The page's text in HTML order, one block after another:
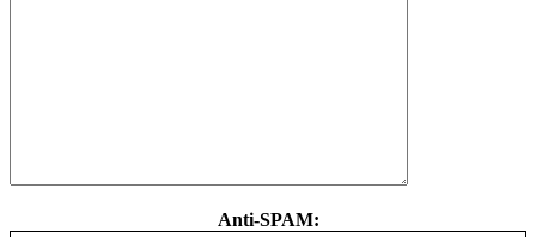
Anti-SPAM: